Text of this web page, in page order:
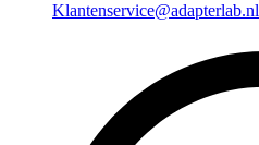
Klantenservice@adapterlab.nl